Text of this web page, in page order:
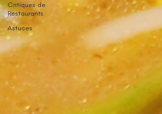
Critiques de
Restaurants
Astuces